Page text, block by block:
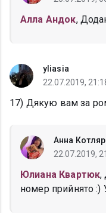
Алла Андок,
yliasia
22.07.2019,
17) Дякую вам за
Анна
22.07.2019,
Юлиана Квартюк,
номер прийнято :)